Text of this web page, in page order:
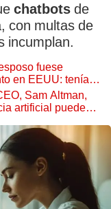
chatbots de
con multas de
incumplan.
fuese
en EEUU: tenía
Sam Altman,
artificial puede